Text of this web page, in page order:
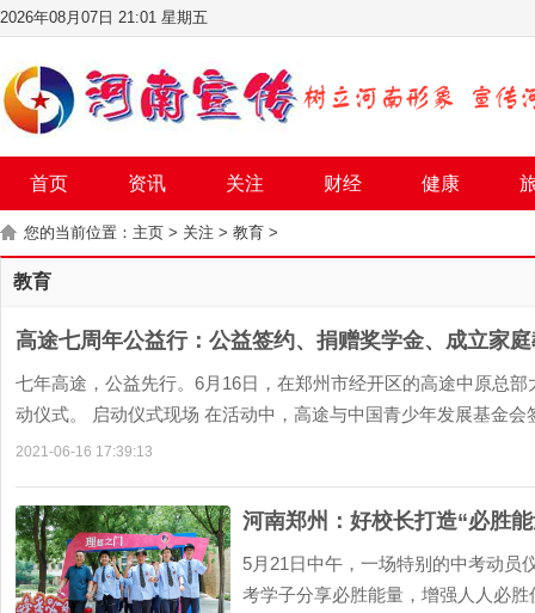
2026年08月07日 21:01 星期五
首页 资讯 关注 财经 健康
您的当前位置： 主页 > 关注 > 教育 >
教育
高途七周年公益行：公益签约、捐赠奖学金、成立家
七年高途，公益先行。6月16日，在郑州市经开区的高途中原总
动仪式。 启动仪式现场 在活动中，高途与中国青少年发展基金
2021-06-16 17:39:13
河南郑州：好校长打造“必胜
5月21日中午，一场特别的中考动员
考学子分享必胜能量，增强人人必